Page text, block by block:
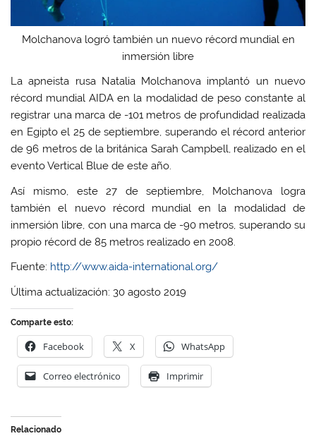
Molchanova logró también un nuevo récord mundial en
inmersión libre
La apneista rusa Natalia Molchanova implantó un nuevo
récord mundial AIDA en la modalidad de peso constante al
registrar una marca de -101 metros de profundidad realizada
en Egipto el 25 de septiembre, superando el récord anterior
de 96 metros de la británica Sarah Campbell, realizado en el
evento Vertical Blue de este año.
Así mismo, este 27 de septiembre, Molchanova logra
también el nuevo récord mundial en la modalidad de
inmersión libre, con una marca de -90 metros, superando su
propio récord de 85 metros realizado en 2008.
Fuente: http://www.aida-international.org/
Última actualización: 30 agosto 2019
Comparte esto:
Facebook X WhatsApp
Correo electrónico Imprimir
Relacionado